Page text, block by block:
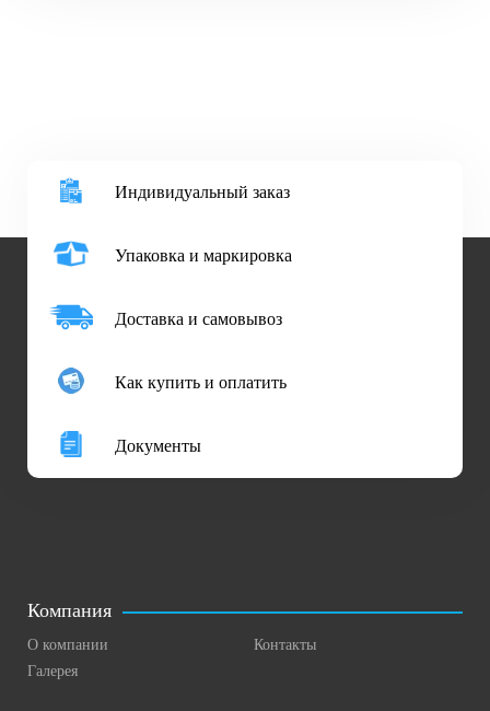
Индивидуальный заказ
Упаковка и маркировка
Доставка и самовывоз
Как купить и оплатить
Документы
Компания
О компании
Галерея
Контакты